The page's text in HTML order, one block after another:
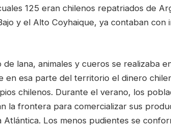
125 eran chilenos repatriados de
y el Alto Coyhaique, ya contaban con
lana, animales y cueros se realizaba
en esa parte del territorio el dinero
chilenos. Durante el verano, los
la frontera para comercializar sus
Atlántica. Los menos pudientes se